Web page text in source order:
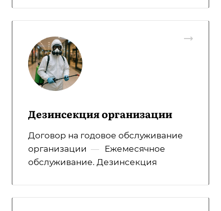
Дезинсекция организации
Договор на годовое обслуживание
организации —
Ежемесячное
обслуживание. Дезинсекция